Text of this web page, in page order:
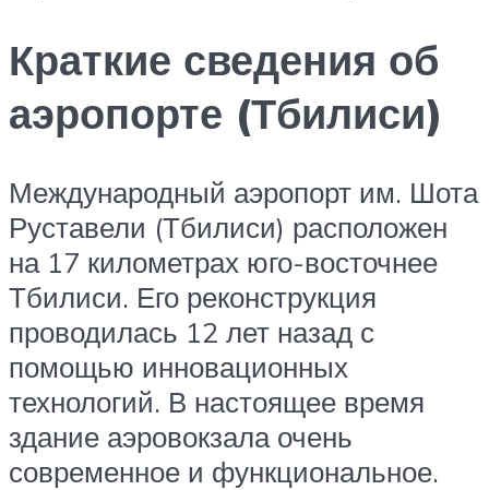
Краткие сведения об
аэропорте (Тбилиси)
Международный аэропорт им. Шота
Руставели (Тбилиси) расположен
на 17 километрах юго-восточнее
Тбилиси. Его реконструкция
проводилась 12 лет назад с
помощью инновационных
технологий. В настоящее время
здание аэровокзала очень
современное и функциональное.